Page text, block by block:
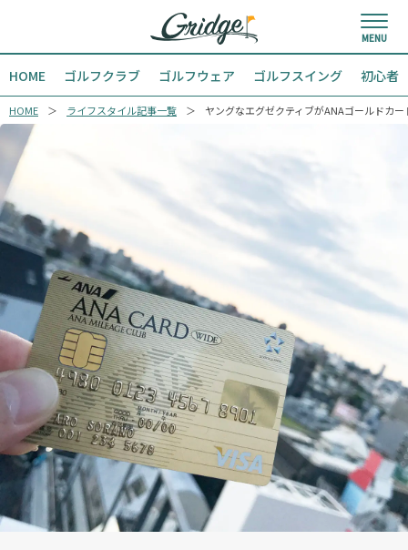
HOME ゴルフクラブ ゴルフウェア ゴルフスイング 初心者
HOME ライフスタイル記事一覧 ヤングなエグゼクティブがANAゴールドカ